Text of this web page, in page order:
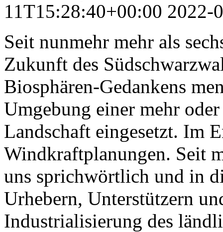
11T15:28:40+00:00 2022-
Seit nunmehr mehr als
Zukunft des
Biosphären-Gedankens
Umgebung einer mehr
Landschaft eingesetzt. Im
Windkraftplanungen. Seit
uns sprichwörtlich und in
Urhebern, Unterstützern
Industrialisierung des